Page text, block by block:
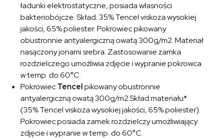
ładunki elektrostatyczne, posiada własności
bakteriobójcze. Skład: 35% Tencel viskoza wysokiej
jakości, 65% poliester. Pokrowiec pikowany
obustronnie antyalergiczną owatą 300g/m2. Materiał
nasączony jonami srebra. Zastosowanie zamka
rozdzielczego umożliwia zdjęcie i wypranie pokrowca
w temp. do 60°C.
PokrowiecTencelpikowany obustronnie
antyalergiczną owatą 300g/m2.Skład materiału*
(35% Tencel viskoza wysokiej jakości, 65% poliester).
Pokrowiec posiada zamek rozdzielczy umożliwiający
zdjęcie i wypranie w temp. do 60°C.